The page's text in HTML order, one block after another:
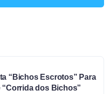
“Bichos Escrotos” Para
“Corrida dos Bichos”